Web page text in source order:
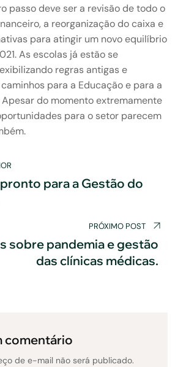
passo deve ser a revisão de todo o
a reorganização do caixa e
para atingir um novo equilíbrio
As escolas já estão se
regras antigas e
para a Educação e para a
Apesar do momento extremamente
para o setor parecem
para a Gestão do
PRÓXIMO POST
sobre pandemia e gestão
das clínicas médicas.
comentário
de e-mail não será publicado.